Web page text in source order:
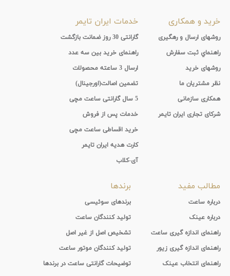
خرید و همکاری
روشهای ارسال و رهگیری
راهنماي ثبت سفارش
روشهای خرید
نظر مشتریان ما
همکاری سازمانی
شرکای تجاری ایران تایمر
خدمات ایران تایمر
گارانتی 30 روز ضمانت بازگشت
راهنمای خرید بین سه عدد
ارسال 3 ساعته محصولات
تضمین اصالت(اورجینال)
5 سال گارانتی ساعت مچی
خدمات پس از فروش
خرید اقساطی ساعت مچی
کارت هدیه ایران تایمر
آی-کلاب
مطالب مفید
درباره ساعت
درباره عینک
راهنمای اندازه گیری ساعت
راهنمای اندازه گیری زیور
راهنمای انتخاب عینک
برندها
برندهای سوئیسی
تولید کنندگان ساعت
تشخیص اصل از غیر اصل
تولید کنندگان موتور ساعت
توضیحات گارانتی ساعت در برندها